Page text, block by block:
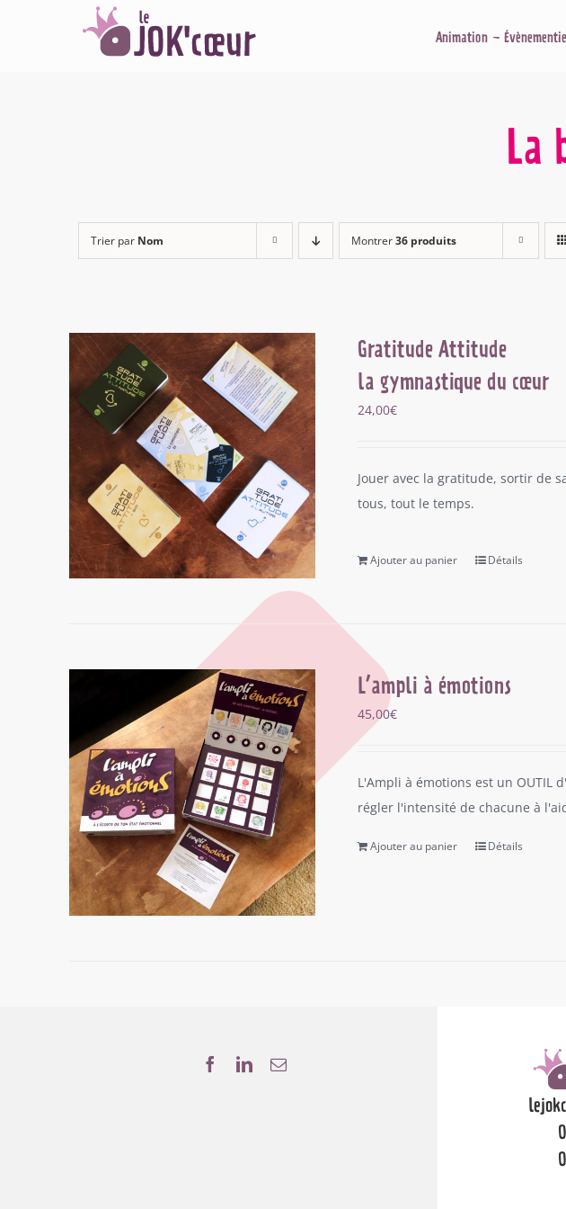
Animation –
La
Trier par Nom Montrer36 produits
Gratitude Attitude
la gymnastique du cœur
24,00€
Jouer avec la gratitude, sortir de
tous, tout le temps.
Ajouter au panier Détails
L’ampli à émotions
45,00€
L'Ampli à émotions est un
régler l'intensité de chacune à
Ajouter au panier Détails